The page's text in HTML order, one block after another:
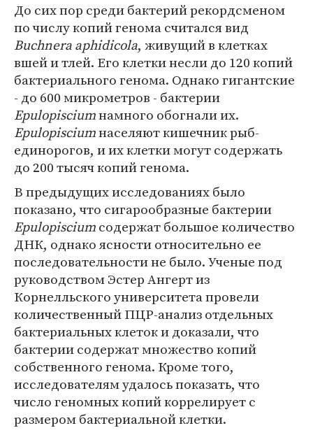
До сих пор среди бактерий рекордсменом
по числу копий генома считался вид
Buchnera aphidicola, живущий в клетках
вшей и тлей. Его клетки несли до 120 копий
бактериального генома. Однако гигантские
- до 600 микрометров - бактерии
Epulopisciumнамного обогнали их.
Epulopisciumнаселяют кишечник рыб-
единорогов, и их клетки могут содержать
до 200 тысяч копий генома.
В предыдущих исследованиях было
показано, что сигарообразные бактерии
Epulopisciumсодержат большое количество
ДНК, однако ясности относительно ее
последовательности не было. Ученые под
руководством Эстер Ангерт из
Корнелльского университета провели
количественный ПЦР-анализ отдельных
бактериальных клеток и доказали, что
бактерии содержат множество копий
собственного генома. Кроме того,
исследователям удалось показать, что
число геномных копий коррелирует с
размером бактериальной клетки.